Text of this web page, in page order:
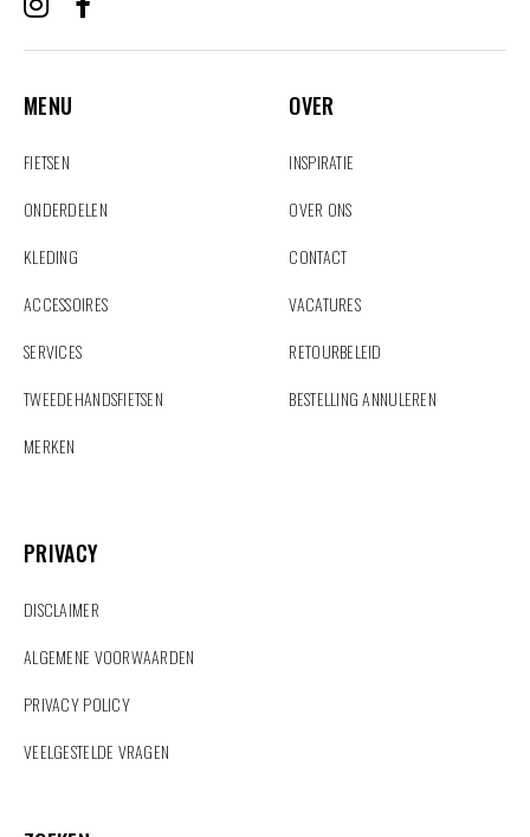
MENU
FIETSEN
ONDERDELEN
KLEDING
ACCESSOIRES
SERVICES
TWEEDEHANDSFIETSEN
MERKEN
OVER
INSPIRATIE
OVER ONS
CONTACT
VACATURES
RETOURBELEID
BESTELLING ANNULEREN
PRIVACY
DISCLAIMER
ALGEMENE VOORWAARDEN
PRIVACY POLICY
VEELGESTELDE VRAGEN